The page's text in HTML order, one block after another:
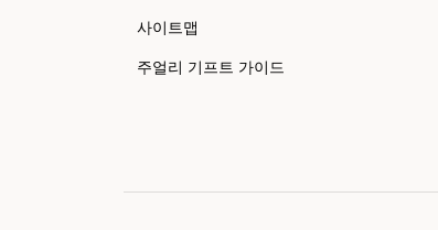
사이트맵
주얼리 기프트 가이드